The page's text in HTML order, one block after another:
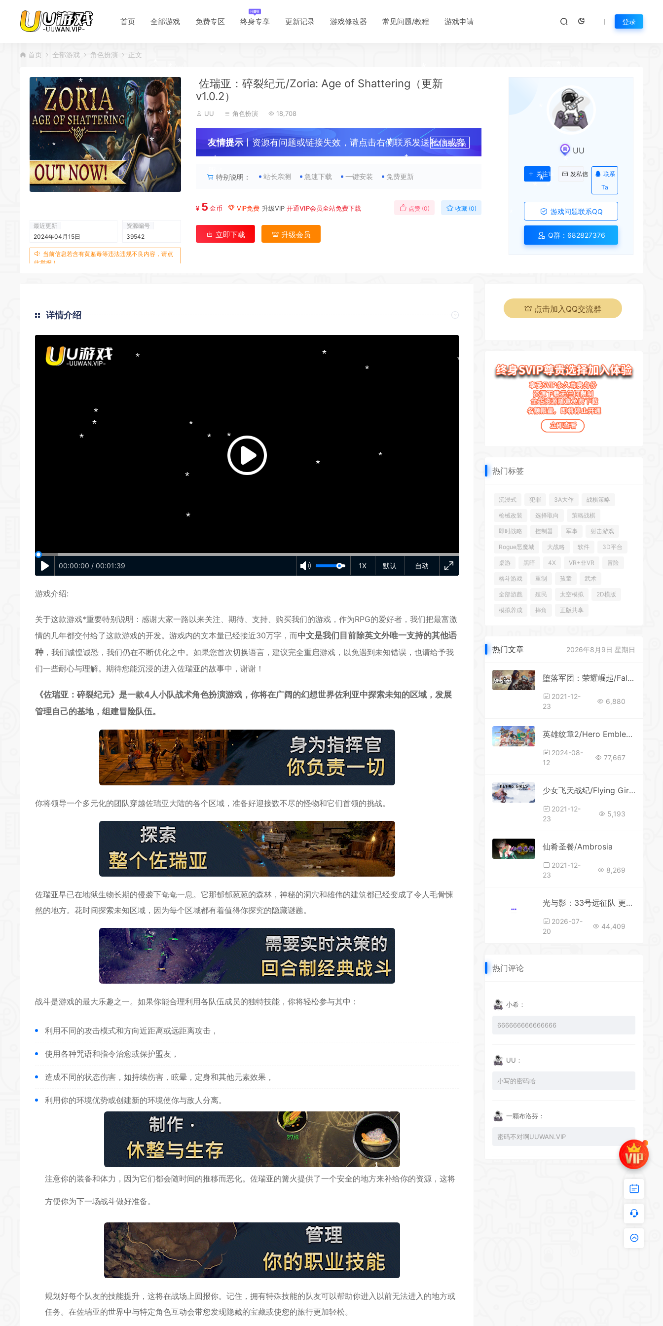
首页 全部游戏 免费专区 终身专享 更新记录 游戏修改器 常见问题/教程 游戏申请 登录
首页 全部游戏 角色扮演 正文
最近更新
2024年04月15日
资源编号
39542
当前信息若含有黄赌毒等违法违规不良内容，请点
此举报！
佐瑞亚：碎裂纪元/Zoria: Age of Shattering（更新
v1.0.2）
UU 角色扮演 18,708
友情提示丨资源有问题或链接失效，请点击右侧联系发送私信或客
升级会员
特别说明： 站长亲测 急速下载 一键安装 免费更新
¥ 5 金币 VIP免费 升级VIP 开通VIP会员全站免费下载 点赞 (0) 收藏 (0)
立即下载 升级会员
UU
关注Ta 发私信
联系
Ta
游戏问题联系QQ
Q群：682827376
详情介绍
自动
1X 默认
00:00:00 / 00:01:39
游戏介绍:
关于这款游戏*重要特别说明：感谢大家一路以来关注、期待、支持、购买我们的游戏，作为RPG的爱好者，我们把最富激
情的几年都交付给了这款游戏的开发。游戏内的文本量已经接近30万字，而中文是我们目前除英文外唯一支持的其他语
种 ，我们诚惶诚恐，我们仍在不断优化之中。如果您首次切换语言，建议完全重启游戏，以免遇到未知错误，也请给予我
们一些耐心与理解。期待您能沉浸的进入佐瑞亚的故事中，谢谢！
《佐瑞亚：碎裂纪元》是一款4人小队战术角色扮演游戏，你将在广阔的幻想世界佐利亚中探索未知的区域，发展
管理自己的基地，组建冒险队伍。
你将领导一个多元化的团队穿越佐瑞亚大陆的各个区域，准备好迎接数不尽的怪物和它们首领的挑战。
佐瑞亚早已在地狱生物长期的侵袭下奄奄一息。它那郁郁葱葱的森林，神秘的洞穴和雄伟的建筑都已经变成了令人毛骨悚
然的地方。花时间探索未知区域，因为每个区域都有着值得你探究的隐藏谜题。
战斗是游戏的最大乐趣之一。如果你能合理利用各队伍成员的独特技能，你将轻松参与其中：
利用不同的攻击模式和方向近距离或远距离攻击，
使用各种咒语和指令治愈或保护盟友，
造成不同的状态伤害，如持续伤害，眩晕，定身和其他元素效果，
利用你的环境优势或创建新的环境使你与敌人分离。
注意你的装备和体力，因为它们都会随时间的推移而恶化。佐瑞亚的篝火提供了一个安全的地方来补给你的资源，这将
方便你为下一场战斗做好准备。
规划好每个队友的技能提升，这将在战场上回报你。记住，拥有特殊技能的队友可以帮助你进入以前无法进入的地方或
任务。在佐瑞亚的世界中与特定角色互动会带您发现隐藏的宝藏或使您的旅行更加轻松。
点击加入QQ交流群
热门标签
沉浸式 犯罪 3A大作 战棋策略
枪械改装 选择取向 策略战棋
即时战略 控制器 军事 射击游戏
Rogue恶魔城 大战略 软件 3D平台
桌游 黑暗 4X VR+非VR 冒险
格斗游戏 重制 孩童 武术
全部游戲 殖民 太空模拟 2D横版
模拟养成 摔角 正版共享
热门文章 2026年8月9日 星期日
堕落军团：荣耀崛起/Fallen Legion()
2021-12-
23
6,880
英雄纹章2/Hero Emblems II
2024-08-
12
77,667
少女飞天战纪/Flying Girlsxht
2021-12-
23
5,193
仙肴圣餐/Ambrosia
2021-12-
23
8,269
光与影：33号远征队 更新v68322 |容量43GB|全DLCs|官方简体中文|支持键盘.鼠标.手柄
2026-07-
20
44,409
热门评论
小希：
666666666666666
UU：
小写的密码哈
一颗布洛芬：
密码不对啊UUWAN.VIP
*
*
*
*
*
*
*
*
*
*
*
*
*
*
*
*
*
*
*